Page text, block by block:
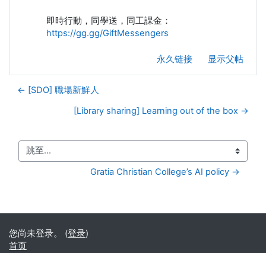
即時行動，同學送，同工課金：
https://gg.gg/GiftMessengers
永久链接 显示父帖
← [SDO] 職場新鮮人
[Library sharing] Learning out of the box →
跳至...
Gratia Christian College’s AI policy →
您尚未登录。 (登录)
首页